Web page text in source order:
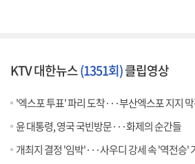
KTV 대한뉴스(1351회)클립영상
'엑스포 투표' 파리 도착···부산엑스포 지지
윤 대통령, 영국 국빈방문···화제의 순간들
개최지 결정 '임박'···사우디 강세 속 '역전승'